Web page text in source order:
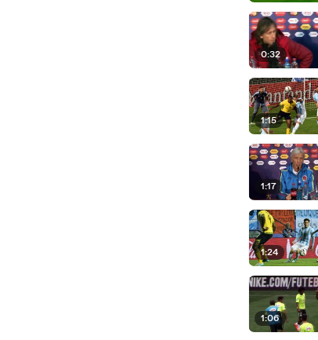
0:32
1:15
1:17
1:24
1:06